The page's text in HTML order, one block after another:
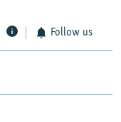
Follow us